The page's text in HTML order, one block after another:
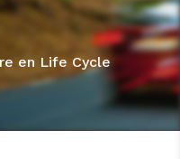
en Life Cycle